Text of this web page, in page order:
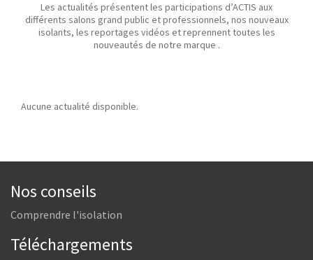
Les actualités présentent les participations d’ACTIS aux
différents salons grand public et professionnels, nos nouveaux
isolants, les reportages vidéos et reprennent toutes les
nouveautés de notre marque .
Aucune actualité disponible.
Nos conseils
Comprendre l'isolation
Téléchargements